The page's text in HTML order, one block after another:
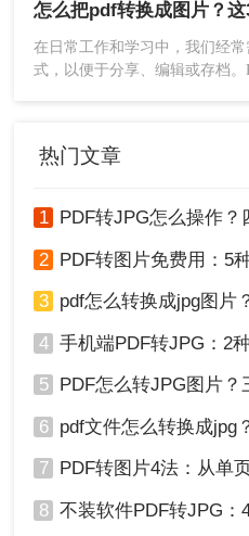
既然说到图片，那咋能少
第一种方法便是直接将
1、电脑键盘中的快捷键
2、微信组合快捷键实现自
注意：这方法可能对图片
务。
怎么把pdf转换成图片？这
在日常工作和学习中，我们经
式，以便于分享、编辑或存档。
热门文章
1 PDF转JPG怎么操作？四种方
2 PDF转图片免费用：5种工具
3 pdf怎么转换成jpg图片？
4 手机端PDF转JPG：2种
5 PDF怎么转JPG图片？
6 pdf文件怎么转换成jpg？从截
7 PDF转图片4法：从单页截图
8 不装软件PDF转JPG：4种纯在